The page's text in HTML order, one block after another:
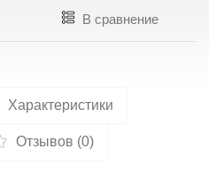
В сравнение
Характеристики
Отзывов (0)